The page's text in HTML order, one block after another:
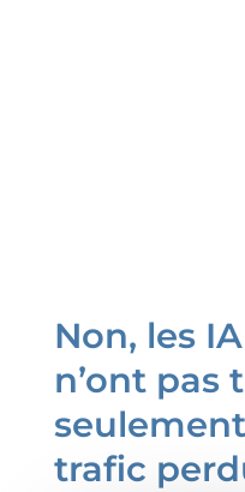
Non, les
n’ont pas
trafic